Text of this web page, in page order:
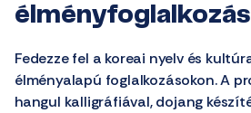
élményfoglalkozás
Fedezze fel a koreai nyelv és
élményalapú foglalkozásokon. A
hangul kalligráfiával, dojang